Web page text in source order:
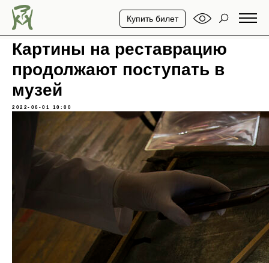
Купить билет
Картины на реставрацию
продолжают поступать в
музей
2022-06-01 10:00